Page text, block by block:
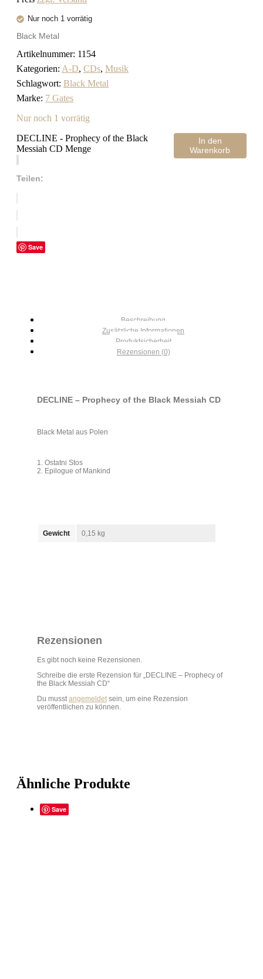
Nur noch 1 vorrätig
Black Metal
Artikelnummer: 1154
Kategorien: A-D, CDs, Musik
Schlagwort: Black Metal
Marke: 7 Gates
Nur noch 1 vorrätig
DECLINE - Prophecy of the Black
Messiah CD Menge
In den
Warenkorb
Teilen:
Save
Beschreibung
Zusätzliche Informationen
Produktsicherheit
Rezensionen (0)
DECLINE – Prophecy of the Black Messiah CD
Black Metal aus Polen
1. Ostatni Stos
2. Epilogue of Mankind
Gewicht 0,15 kg
Rezensionen
Es gibt noch keine Rezensionen.
Schreibe die erste Rezension für „DECLINE – Prophecy of
the Black Messiah CD“
Du musstangemeldetsein, um eine Rezension
veröffentlichen zu können.
Ähnliche Produkte
Save